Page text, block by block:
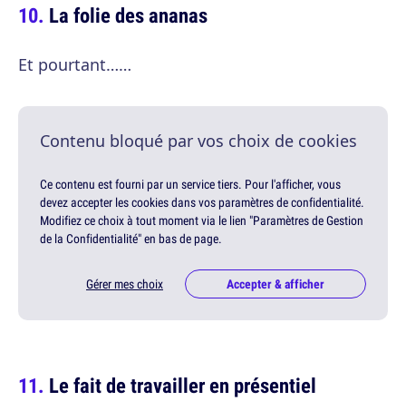
La folie des ananas
Et pourtant……
Contenu bloqué par vos choix de cookies
Ce contenu est fourni par un service tiers. Pour l'afficher, vous
devez accepter les cookies dans vos paramètres de confidentialité.
Modifiez ce choix à tout moment via le lien "Paramètres de Gestion
de la Confidentialité" en bas de page.
Gérer mes choix Accepter & afficher
Le fait de travailler en présentiel